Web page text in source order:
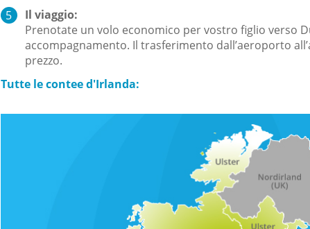
Il viaggio:
Prenotate un volo economico per vostro figlio verso
accompagnamento. Il trasferimento dall’aeroporto
prezzo.
Tutte le contee d'Irlanda: